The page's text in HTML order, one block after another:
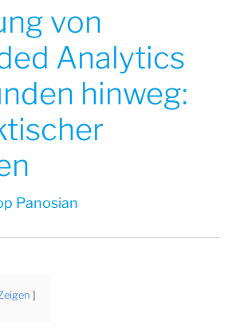
von
Analytics
hinweg:
Panosian